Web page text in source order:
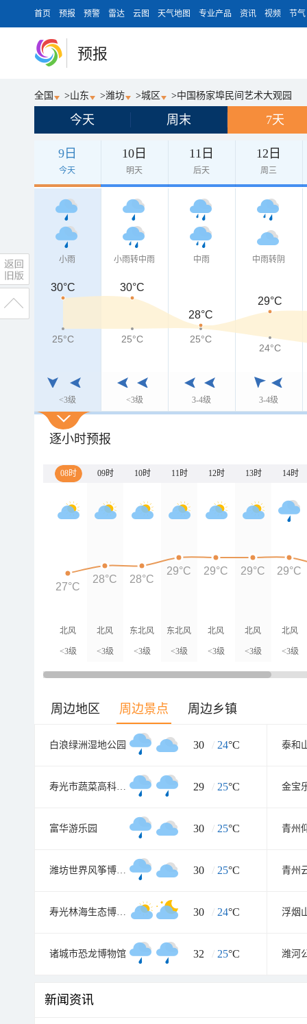
首页 预报 预警 雷达 云图 天气地图 专业产品 资讯 视频 节气
预报
全国 >山东 >潍坊 >城区 >中国杨家埠民间艺术大观园
今天 周末 7天
9日
今天
10日
明天
11日
后天
12日
周三
小雨
<3级
小雨转中雨
<3级
中雨
3-4级
中雨转阴
3-4级
30°C 30°C
28°C
29°C
25°C 25°C
25°C
24°C
逐小时预报
08时 09时 10时 11时 12时 13时 14时
北风
<3级
北风
<3级
东北风
<3级
东北风
<3级
北风
<3级
北风
<3级
北风
<3级
27°C
28°C 28°C
29°C 29°C 29°C 29°C
周边地区 周边景点 周边乡镇
白浪绿洲湿地公园 30 / 24°C 泰和
寿光市蔬菜高科技示范园 29 / 25°C 金宝
富华游乐园 30 / 25°C
潍坊世界风筝博物馆 30 / 25°C 青州
寿光林海生态博览园 30 / 24°C
诸城市恐龙博物馆 32 / 25°C 潍河
新闻资讯